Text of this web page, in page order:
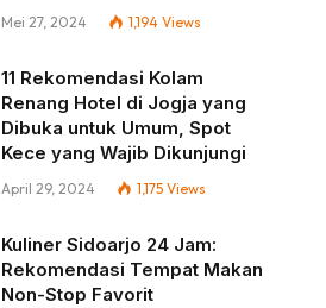
Mei 27, 2024 1,194 Views
11 Rekomendasi Kolam
Renang Hotel di Jogja yang
Dibuka untuk Umum, Spot
Kece yang Wajib Dikunjungi
April 29, 2024 1,175 Views
Kuliner Sidoarjo 24 Jam:
Rekomendasi Tempat Makan
Non-Stop Favorit